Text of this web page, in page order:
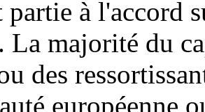
partie à l'accord
La majorité du
des
européenne